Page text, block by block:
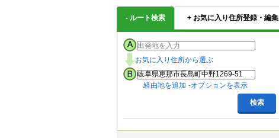
- ルート検索 + お気に入り住所登録・編集
お気に入り住所から選ぶ
経由地を追加 オプションを表示
検索